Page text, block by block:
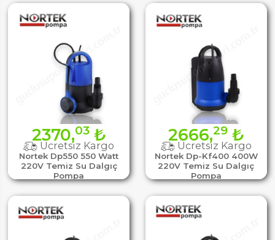
Nortek Dp550 550 Watt
220V Temiz Su Dalgıç
Pompa
2370,03₺
Ücretsiz Kargo
Nortek Dp-Kf400 400W
220V Temiz Su Dalgıç
Pompa
2666,29₺
Ücretsiz Kargo